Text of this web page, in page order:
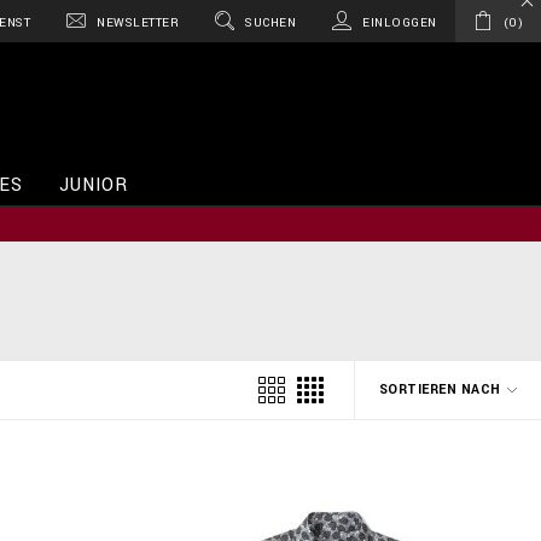
NEWSLETTER SUCHEN EINLOGGEN 0
JUNIOR
SORTIEREN NACH